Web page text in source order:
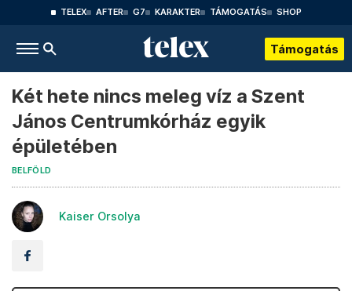
TELEX AFTER G7 KARAKTER TÁMOGATÁS SHOP
Támogatás
Két hete nincs meleg víz a Szent
János Centrumkórház egyik
épületében
BELFÖLD
Kaiser Orsolya